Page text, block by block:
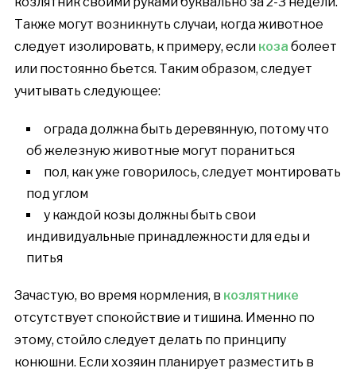
Также могут возникнуть случаи, когда животное
следует изолировать, к примеру, если коза болеет
или постоянно бьется. Таким образом, следует
учитывать следующее:
ограда должна быть деревянную, потому что
об железную животные могут пораниться
пол, как уже говорилось, следует монтировать
под углом
у каждой козы должны быть свои
индивидуальные принадлежности для еды и
питья
Зачастую, во время кормления, в козлятнике
отсутствует спокойствие и тишина. Именно по
этому, стойло следует делать по принципу
конюшни. Если хозяин планирует разместить в